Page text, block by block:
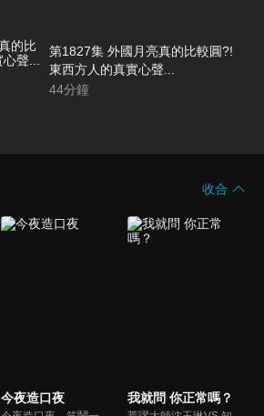
第1827集 外國月亮真的比較圓?!
東西方人的真實心聲...
44分鐘
收合
今夜造口夜 我就問 你正常嗎？